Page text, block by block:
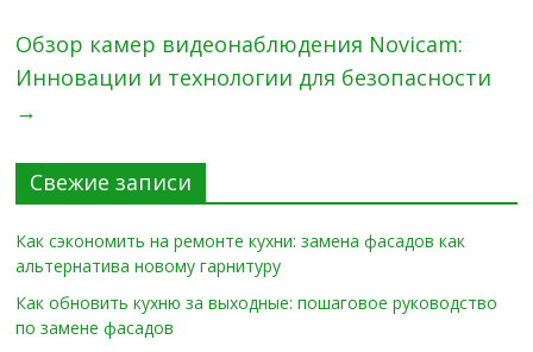
Обзор камер видеонаблюдения Novicam:
Инновации и технологии для безопасности
→
Свежие записи
Как сэкономить на ремонте кухни: замена фасадов как
альтернатива новому гарнитуру
Как обновить кухню за выходные: пошаговое руководство
по замене фасадов